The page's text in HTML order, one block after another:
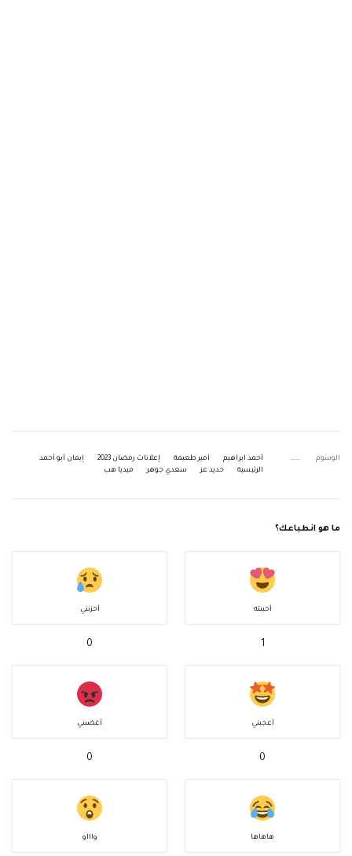
الوسوم أحمد ابراهيم أمير طعيمة إعلانات رمضان 2023
إيمان أبو أحمد
الرئيسية
حديد عز سعدي جوهر ميديا هب
ما هو انطباعك؟
أحببته
1
أحزنني
0
أعجبني
0
أغضبني
0
هاهاها واااو